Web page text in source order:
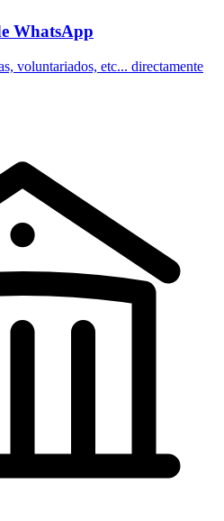
WhatsApp
voluntariados, etc... directamente